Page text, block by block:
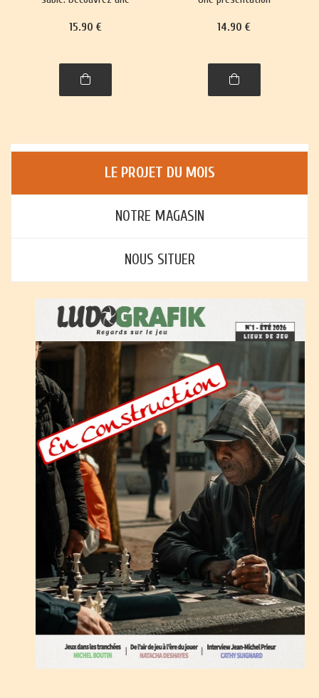
richement illustrés,
histoire et leurs règles.
15.90 €
règles et histoire, de plus
cartes, jeux de plateau,
jeux d'enfants et jeux
14.90 €
LE PROJET DU MOIS
NOTRE MAGASIN
NOUS SITUER